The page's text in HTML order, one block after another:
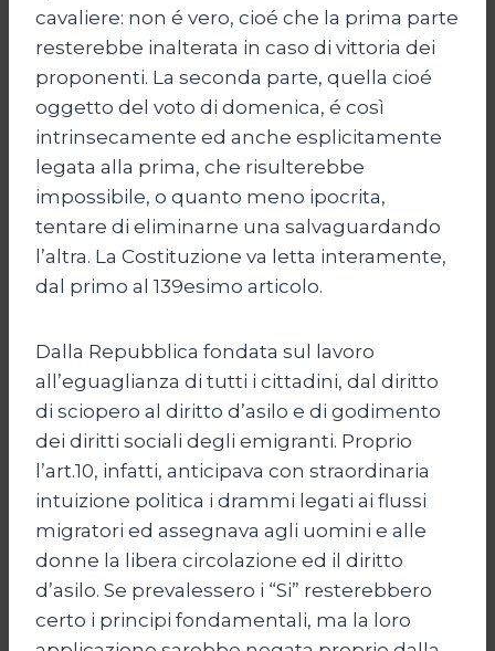
cavaliere: non é vero, cioé che la prima parte
resterebbe inalterata in caso di vittoria dei
proponenti. La seconda parte, quella cioé
oggetto del voto di domenica, é così
intrinsecamente ed anche esplicitamente
legata alla prima, che risulterebbe
impossibile, o quanto meno ipocrita,
tentare di eliminarne una salvaguardando
l’altra. La Costituzione va letta interamente,
dal primo al 139esimo articolo.
Dalla Repubblica fondata sul lavoro
all’eguaglianza di tutti i cittadini, dal diritto
di sciopero al diritto d’asilo e di godimento
dei diritti sociali degli emigranti. Proprio
l’art.10, infatti, anticipava con straordinaria
intuizione politica i drammi legati ai flussi
migratori ed assegnava agli uomini e alle
donne la libera circolazione ed il diritto
d’asilo. Se prevalessero i “Si” resterebbero
certo i principi fondamentali, ma la loro